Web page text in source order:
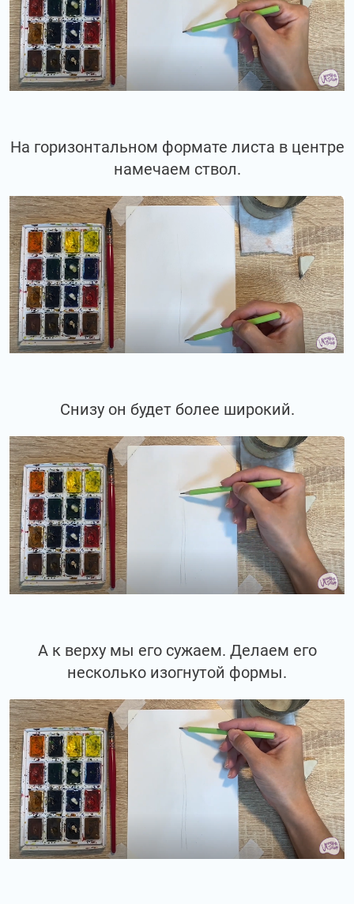
На горизонтальном формате листа в центре
намечаем ствол.
Снизу он будет более широкий.
А к верху мы его сужаем. Делаем его
несколько изогнутой формы.